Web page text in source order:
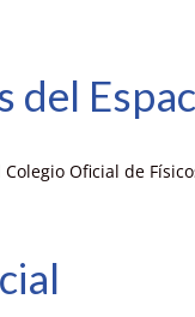
del
Oficial de